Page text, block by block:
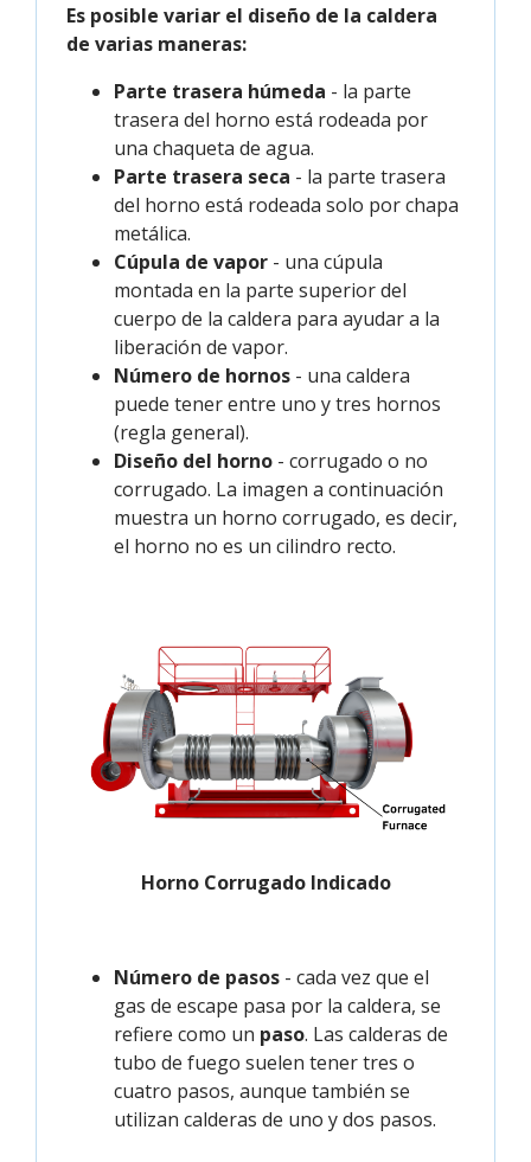
Es posible variar el diseño de la caldera
de varias maneras:
Parte trasera húmeda - la parte
trasera del horno está rodeada por
una chaqueta de agua.
Parte trasera seca - la parte trasera
del horno está rodeada solo por chapa
metálica.
Cúpula de vapor - una cúpula
montada en la parte superior del
cuerpo de la caldera para ayudar a la
liberación de vapor.
Número de hornos - una caldera
puede tener entre uno y tres hornos
(regla general).
Diseño del horno - corrugado o no
corrugado. La imagen a continuación
muestra un horno corrugado, es decir,
el horno no es un cilindro recto.
Horno Corrugado Indicado
Número de pasos - cada vez que el
gas de escape pasa por la caldera, se
refiere como un paso. Las calderas de
tubo de fuego suelen tener tres o
cuatro pasos, aunque también se
utilizan calderas de uno y dos pasos.